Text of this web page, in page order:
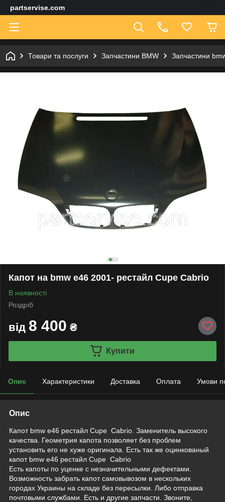
partservise.com
Товари та послуги Запчастини BMW Запчастини
Капот на bmw e46 2001- рестайл Cupe Cabrio
В наявності
Роздріб
від 8 400 ₴
Купити
Опис Характеристики Доставка Оплата Умови
Опис
Капот bmw e46 рестайл Cupe Cabrio. Заменитель высокого
качества. Геометрия капота позволяет без проблем
установить его не хуже оригинала. Есть так же оцинкованый
капот bmw e46 рестайл Cupe Cabrio
Есть капоты по уценке с незначительными дефектами.
Возможность забрать капот самовывозом в нескольких
городах Украины на складе без пересылки. Либо отправка
почтовыми службами. Есть и другие запчасти. Звоните,